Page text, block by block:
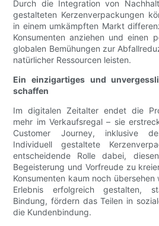
Durch die Integration von
gestalteten Kerzenverpackungen
in einem umkämpften Markt
Konsumenten anziehen und einen
globalen Bemühungen zur
natürlicher Ressourcen leisten.
Ein einzigartiges und
schaffen
Im digitalen Zeitalter endet die
mehr im Verkaufsregal – sie
Customer Journey, inklusive
Individuell gestaltete
entscheidende Rolle dabei,
Begeisterung und Vorfreude zu
Konsumenten kaum noch
Erlebnis erfolgreich gestalten,
Bindung, fördern das Teilen in
die Kundenbindung.